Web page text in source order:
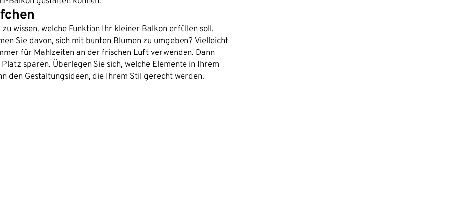
wissen, welche Funktion Ihr kleiner Balkon erfüllen soll.
Sie davon, sich mit bunten Blumen zu umgeben? Vielleicht
für Mahlzeiten an der frischen Luft verwenden. Dann
sparen. Überlegen Sie sich, welche Elemente in Ihrem
den Gestaltungsideen, die Ihrem Stil gerecht werden.